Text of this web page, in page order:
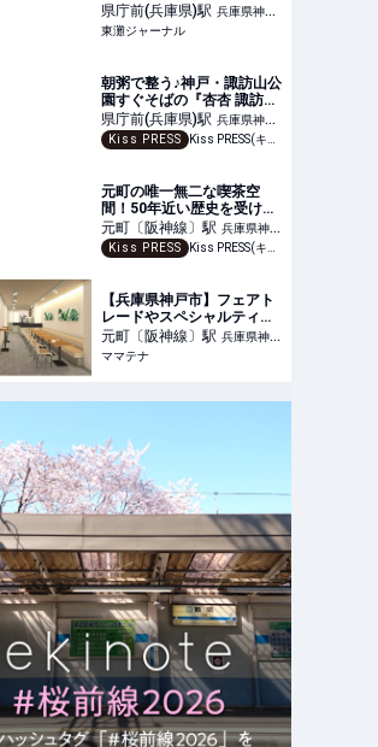
さんが4月1日にオープン！
本場広東の味が楽しめるみ
たい #新規オープン #新店
東灘ジャーナル
県庁前(兵庫県)駅 兵庫県神戸
市中央区
東灘ジャーナル
朝粥で整う♪神戸・諏訪山公
園すぐそばの『杏杏 諏訪山
工房』でおいしく楽しく朝
活
県庁前(兵庫県)駅 兵庫県神戸
市中央区
Kiss PRESS Kiss PRESS(キッスプレス) | 街を、もっと楽しもう
元町の唯一無二な喫茶空
間！50年近い歴史を受け継
ぎ世代を超え刺さる『自鳴
琴』
元町〔阪神線〕駅 兵庫県神戸
市中央区
Kiss PRESS Kiss PRESS(キッスプレス) | 街を、もっと楽しもう
【兵庫県神戸市】フェアト
レードやスペシャルティコ
ーヒーを販売する「toho
coffee shop 神戸元町」
OPEN | ママテナ
元町〔阪神線〕駅 兵庫県神戸
市中央区
ママテナ